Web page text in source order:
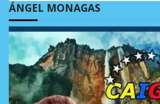
ÁNGEL MONAGAS